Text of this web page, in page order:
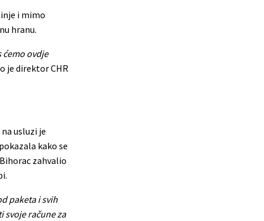
i mimo
hranu.
ćemo ovdje
je direktor CHR
usluzi je
kako se
zahvalio
paketa i svih
račune za